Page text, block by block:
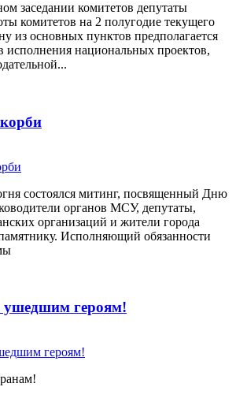
заседании комитетов депутаты
комитетов на 2 полугодие текущего
из основных пунктов предполагается
исполнения национальных проектов,
состоялся митинг, посвященный Дню
органов МСУ, депутаты,
организаций и жители города
Исполняющий обязанности
ушедшим героям!